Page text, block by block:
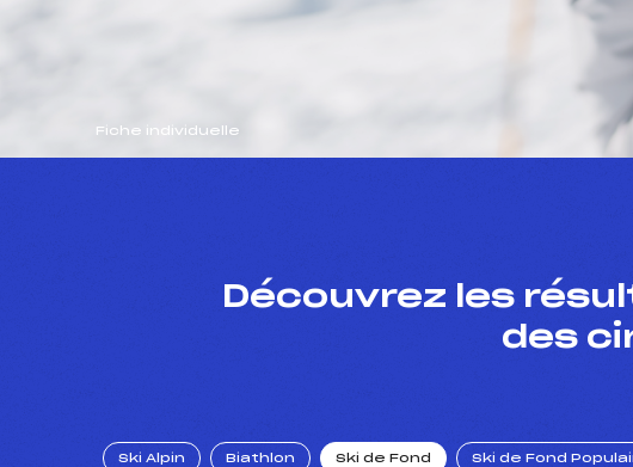
Fiche individuelle
Découvrez les
des
Ski Alpin Biathlon Ski de Fond Ski de Fond